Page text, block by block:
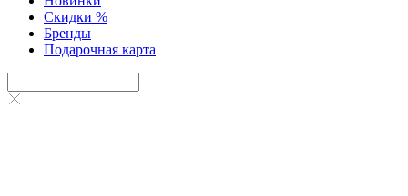
Скидки %
Бренды
Подарочная карта